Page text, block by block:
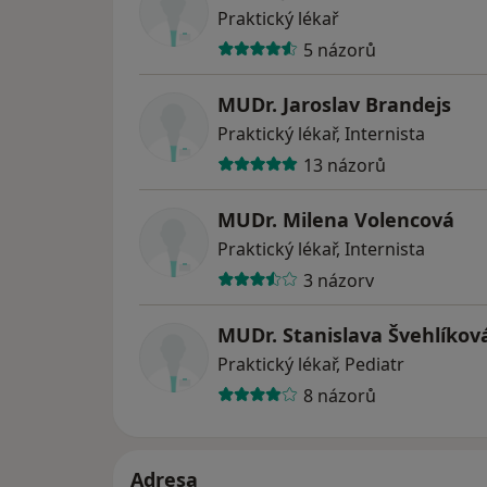
Praktický lékař
5 názorů
MUDr. Jaroslav Brandejs
Praktický lékař, Internista
13 názorů
MUDr. Milena Volencová
Praktický lékař, Internista
3 názory
MUDr. Stanislava
Praktický lékař, Pediatr
8 názorů
Adresa